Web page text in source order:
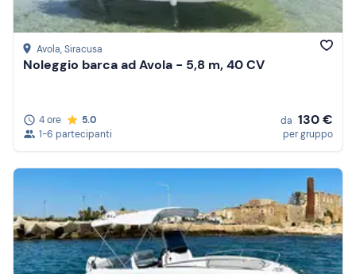
Avola, Siracusa
Noleggio barca ad Avola - 5,8 m, 40 CV
4 ore
5.0
1-6 partecipanti
da 130 €
per gruppo